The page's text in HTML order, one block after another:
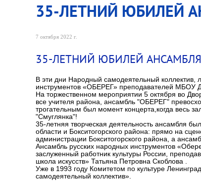
35-ЛЕТНИЙ ЮБИЛЕЙ
7 октября 2022 г.
35-ЛЕТНИЙ ЮБИЛЕЙ АНСАМБЛЯ
В эти дни Народный самодеятельный коллектив,
инструментов «ОБЕРЕГ» преподавателей МБОУ
На торжественном мероприятии 5 октября во
все учителя района, ансамбль "ОБЕРЕГ"
трогательным был момент концерта,когда весь
"Смуглянка"!
35-летняя творческая деятельность ансамбля
области и Бокситогорского района: прямо на
администрации Бокситогорского района, а
Ансамбль русских народных инструментов
заслуженный работник культуры России,
школа искусств» Татьяна Петровна Скоблова .
Уже в 1993 году Комитетом по культуре
самодеятельный коллектив».